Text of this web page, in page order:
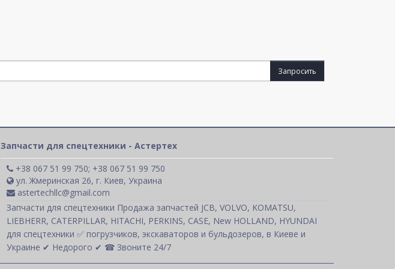
Запросить
Запчасти для спецтехники - Астертех
+38 067 51 99 750; +38 067 51 99 750
ул. Жмеринская 26, г. Киев, Украина
astertechllc@gmail.com
Запчасти для спецтехники Продажа запчастей JCB, VOLVO, KOMATSU,
LIEBHERR, CATERPILLAR, HITACHI, PERKINS, CASE, New HOLLAND, HYUNDAI
для спецтехники ✅ погрузчиков, экскаваторов и бульдозеров, в Киеве и
Украине ✔ Недорого ✔ ☎ Звоните 24/7